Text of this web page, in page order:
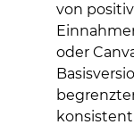
von
oder